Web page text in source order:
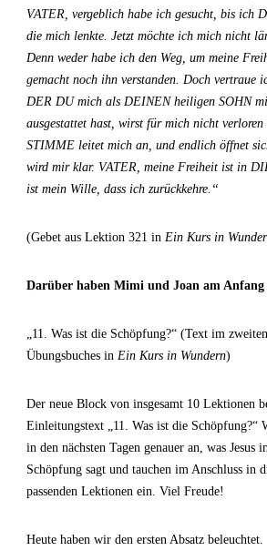
VATER, vergeblich habe ich gesucht, bis ich
die mich lenkte. Jetzt möchte ich mich nicht
Denn weder habe ich den Weg, um meine
gemacht noch ihn verstanden. Doch vertraue
DER DU mich als DEINEN heiligen SOHN
ausgestattet hast, wirst für mich nicht
STIMME leitet mich an, und endlich öffnet
wird mir klar. VATER, meine Freiheit ist in
ist mein Wille, dass ich zurückkehre.“
(Gebet aus Lektion 321 in Ein Kurs in
Darüber haben Mimi und Joan am Anfang
„11. Was ist die Schöpfung?“ (Text im
Übungsbuches in Ein Kurs in Wundern)
Der neue Block von insgesamt 10 Lektionen
Einleitungstext „11. Was ist die Schöpfung?“
in den nächsten Tagen genauer an, was Jesus
Schöpfung sagt und tauchen im Anschluss in
passenden Lektionen ein. Viel Freude!
Heute haben wir den ersten Absatz beleuchtet.